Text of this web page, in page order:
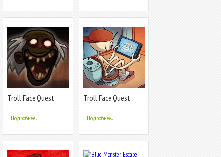
Troll Face Quest:
Подробнее...
Troll Face Quest
Подробнее...